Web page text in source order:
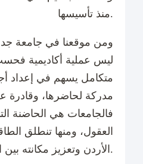
منذ تأسيسها.
ومن موقعنا في جامعة
ليس عملية أكاديمية
متكامل يسهم في إعداد
مدركة لحاضرها، وقادرة
فالجامعات هي الحاضنة
العقول، ومنها تنطلق
الأردن وتعزيز مكانته بين الأمم.